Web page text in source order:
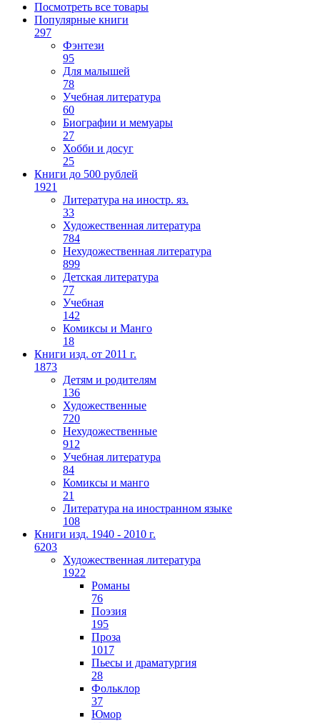
Посмотреть все товары
Популярные книги
297
Фэнтези
95
Для малышей
78
Учебная литература
60
Биографии и мемуары
27
Хобби и досуг
25
Книги до 500 рублей
1921
Литература на иностр. яз.
33
Художественная литература
784
Нехудожественная литература
899
Детская литература
77
Учебная
142
Комиксы и Манго
18
Книги изд. от 2011 г.
1873
Детям и родителям
136
Художественные
720
Нехудожественные
912
Учебная литература
84
Комиксы и манго
21
Литература на иностранном языке
108
Книги изд. 1940 - 2010 г.
6203
Художественная литература
1922
Романы
76
Поэзия
195
Проза
1017
Пьесы и драматургия
28
Фольклор
37
Юмор